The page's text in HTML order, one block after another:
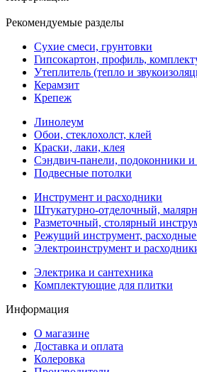
Рекомендуемые разделы
Сухие смеси, грунтовки
Гипсокартон, профиль,
Утеплитель (тепло и
Керамзит
Крепеж
Линолеум
Обои, стеклохолст, клей
Краски, лаки, клея
Сэндвич-панели, подоконники
Подвесные потолки
Инструмент и расходники
Штукатурно-отделочный,
Разметочный, столярный
Режущий инструмент,
Электроинструмент и
Электрика и сантехника
Комплектующие для плитки
Информация
О магазине
Доставка и оплата
Колеровка